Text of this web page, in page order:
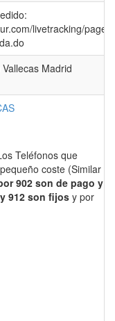
livetracking/
Madrid
Teléfonos que
coste (Similar
902 son de pago y
912 son fijos y por